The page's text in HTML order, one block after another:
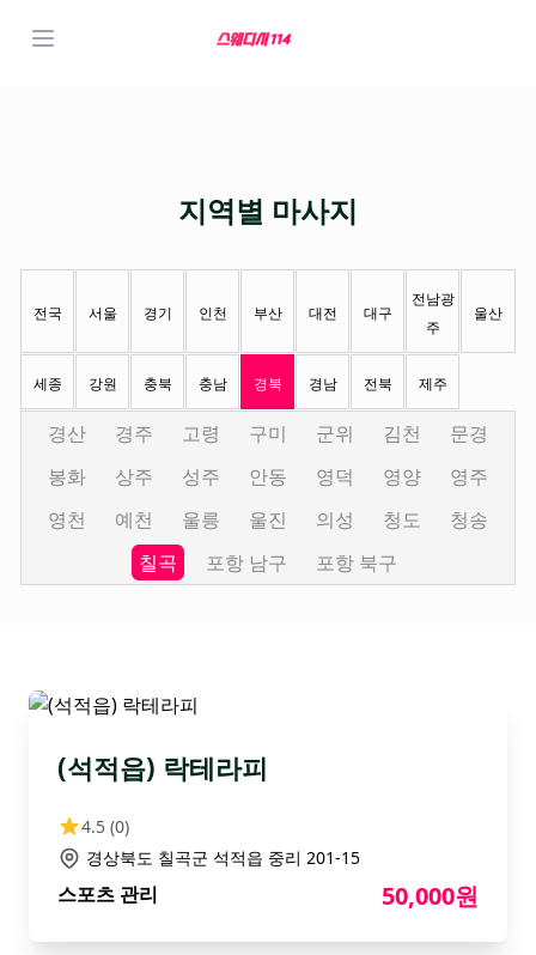
지역별 마사지
전국 서울 경기 인천 부산 대전 대구
전남광
주
울산
세종 강원 충북 충남 경북 경남 전북 제주
경산 경주 고령 구미 군위 김천
문경
봉화
상주 성주 안동 영덕 영양
영주
영천
예천 울릉 울진 의성 청도
청송
칠곡
포항 남구 포항 북구
(석적읍) 락테라피
4.5 (0)
경상북도 칠곡군 석적읍 중리 201-15
스포츠 관리 50,000원